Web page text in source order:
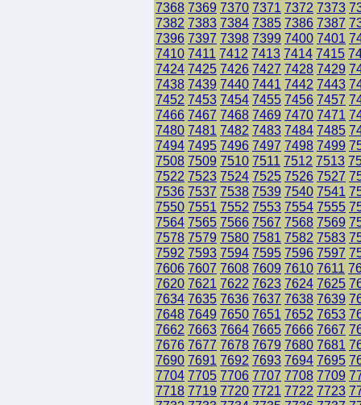
7368 7369 7370 7371 7372 7373
7382 7383 7384 7385 7386 7387
7396 7397 7398 7399 7400 7401
7410 7411 7412 7413 7414 7415
7424 7425 7426 7427 7428 7429
7438 7439 7440 7441 7442 7443
7452 7453 7454 7455 7456 7457
7466 7467 7468 7469 7470 7471
7480 7481 7482 7483 7484 7485
7494 7495 7496 7497 7498 7499
7508 7509 7510 7511 7512 7513
7522 7523 7524 7525 7526 7527
7536 7537 7538 7539 7540 7541
7550 7551 7552 7553 7554 7555
7564 7565 7566 7567 7568 7569
7578 7579 7580 7581 7582 7583
7592 7593 7594 7595 7596 7597
7606 7607 7608 7609 7610 7611
7620 7621 7622 7623 7624 7625
7634 7635 7636 7637 7638 7639
7648 7649 7650 7651 7652 7653
7662 7663 7664 7665 7666 7667
7676 7677 7678 7679 7680 7681
7690 7691 7692 7693 7694 7695
7704 7705 7706 7707 7708 7709
7718 7719 7720 7721 7722 7723